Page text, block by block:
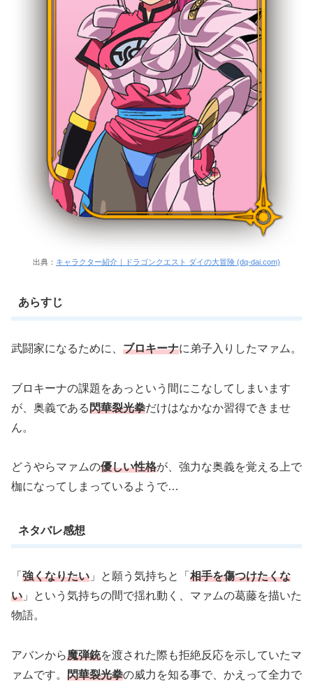
出典： キャラクター紹介｜ドラゴンクエスト ダイの大冒険 (dq-dai.com)
あらすじ
武闘家になるために、 ブロキーナに弟子入りしたマァム。
ブロキーナの課題をあっという間にこなしてしまいます
が、奥義である閃華裂光拳だけはなかなか習得できませ
ん。
どうやらマァムの優しい性格が、強力な奥義を覚える上で
枷になってしまっているようで…
ネタバレ感想
「 強くなりたい 」と願う気持ちと「 相手を傷つけたくな
い 」という気持ちの間で揺れ動く、マァムの葛藤を描いた
物語。
アバンから魔弾銃を渡された際も拒絶反応を示していたマ
ァムです。 閃華裂光拳の威力を知る事で、かえって全力で